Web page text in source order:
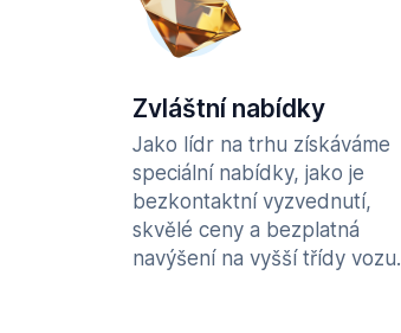
Zvláštní nabídky
Jako lídr na trhu získáváme
speciální nabídky, jako je
bezkontaktní vyzvednutí,
skvělé ceny a bezplatná
navýšení na vyšší třídy vozu.